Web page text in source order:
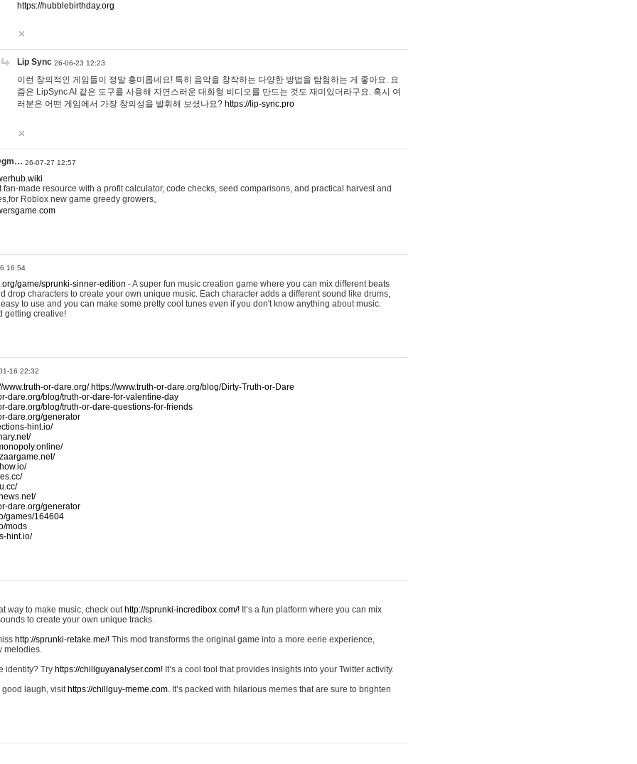
https://hubblebirthday.org
Lip Sync 26-06-23 12:23
이런 창의적인 게임들이 정말 흥미롭네요! 특히 음악을 창작하는 다양한 방법을 탐험하는 게 좋아요. 요
즘은 LipSync AI 같은 도구를 사용해 자연스러운 대화형 비디오를 만드는 것도 재미있더라구요. 혹시 여
러분은 어떤 게임에서 가장 창의성을 발휘해 보셨나요? https://lip-sync.pro
26-07-27 12:57
made resource with a profit calculator, code checks, seed comparisons, and practical harvest and
Roblox new game greedy growers。
16:54
game/sprunki-sinner-edition - A super fun music creation game where you can mix different beats
drop characters to create your own unique music. Each character adds a different sound like drums,
to use and you can make some pretty cool tunes even if you don't know anything about music.
getting creative!
16 22:32
www.truth-or-dare.org/ https://www.truth-or-dare.org/blog/Dirty-Truth-or-Dare
dare.org/blog/truth-or-dare-for-valentine-day
dare.org/blog/truth-or-dare-questions-for-friends
dare.org/generator
hint.io/
dare.org/generator
games/164604
mods
hint.io/
way to make music, check out http://sprunki-incredibox.com/! It’s a fun platform where you can mix
to create your own unique tracks.
http://sprunki-retake.me/! This mod transforms the original game into a more eerie experience,
melodies.
identity? Try https://chillguyanalyser.com! It’s a cool tool that provides insights into your Twitter activity.
good laugh, visit https://chillguy-meme.com. It’s packed with hilarious memes that are sure to brighten